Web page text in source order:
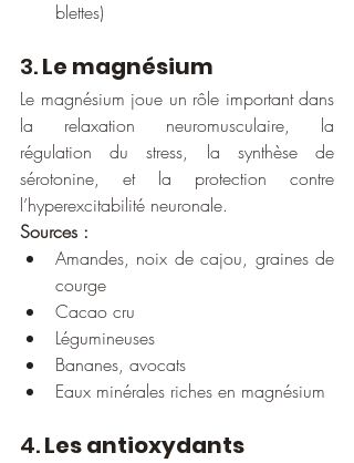
blettes)
3. Le magnésium
Le magnésium joue un rôle important dans
la relaxation neuromusculaire, la
régulation du stress, la synthèse de
sérotonine, et la protection contre
l’hyperexcitabilité neuronale.
Sources :
Amandes, noix de cajou, graines de
courge
Cacao cru
Légumineuses
Bananes, avocats
Eaux minérales riches en magnésium
4. Les antioxydants